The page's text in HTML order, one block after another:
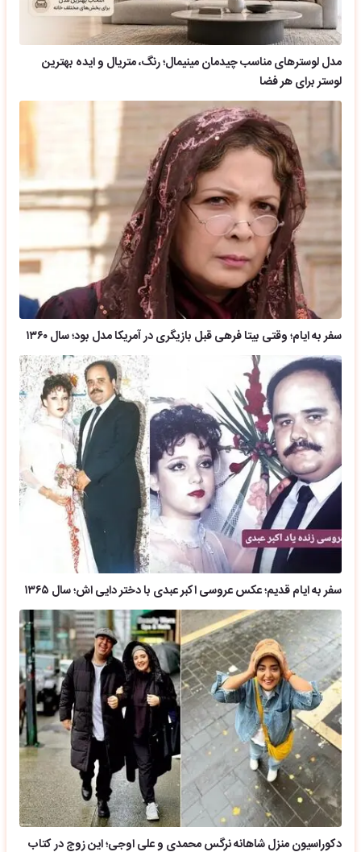
مدل لوسترهای مناسب چیدمان مینیمال؛ رنگ، متریال و ایده بهترین
لوستر برای هر فضا
سفر به ایام؛ وقتی بیتا فرهی قبل بازیگری در آمریکا مدل بود؛ سال ۱۳۶۰
سفر به ایام قدیم؛ عکس عروسی اکبر عبدی با دختر دایی اش؛ سال ۱۳۶۵
دکوراسیون منزل شاهانه نرگس محمدی و علی اوجی؛ این زوج در کتاب